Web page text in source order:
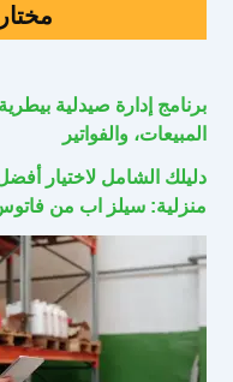
برنامج إدارة صيدلية
المبيعات، والفواتير
دليلك الشامل لاختيار
منزلية: سيلز اب من